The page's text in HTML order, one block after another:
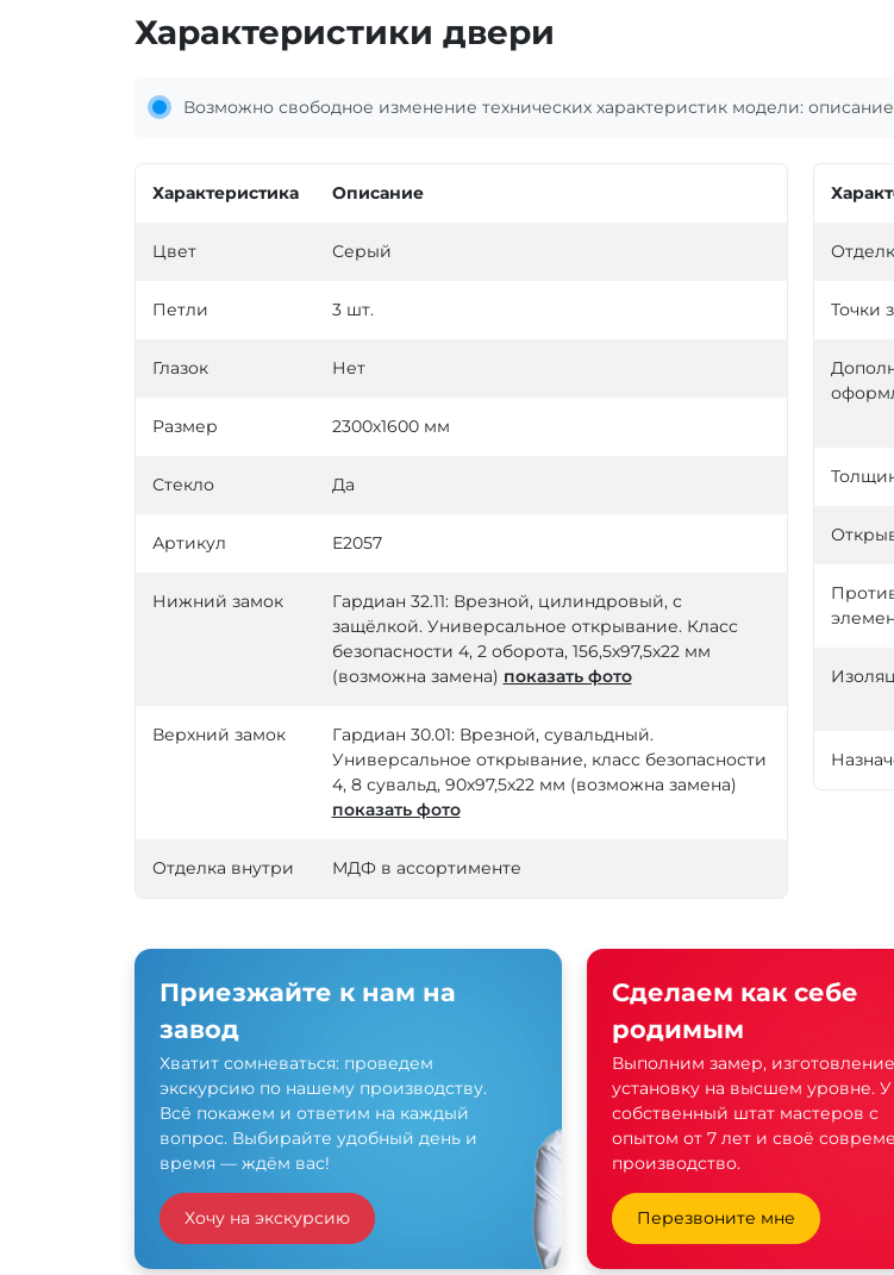
Характеристики двери
Возможно свободное изменение технических характеристик модели:
Характеристика Описание
Цвет Серый
Петли 3 шт.
Глазок Нет
Размер 2300х1600 мм
Стекло Да
Артикул Е2057
Нижний замок
Гардиан 32.11: Врезной, цилиндровый, с
защёлкой. Универсальное открывание. Класс
безопасности 4, 2 оборота, 156,5х97,5х22 мм
(возможна замена) показать фото
Верхний замок
Гардиан 30.01: Врезной, сувальдный.
Универсальное открывание, класс безопасности
4, 8 сувальд, 90х97,5х22 мм (возможна замена)
показать фото
Отделка внутри МДФ в ассортименте
Точки
Приезжайте к нам на
завод
Хватит сомневаться: проведем
экскурсию по нашему производству.
Всё покажем и ответим на каждый
вопрос. Выбирайте удобный день и
время — ждём вас!
Хочу на экскурсию
Сделаем как себе
родимым
Выполним замер,
установку на высшем уровне. У
собственный штат мастеров с
опытом от 7 лет и своё
производство.
Перезвоните мне